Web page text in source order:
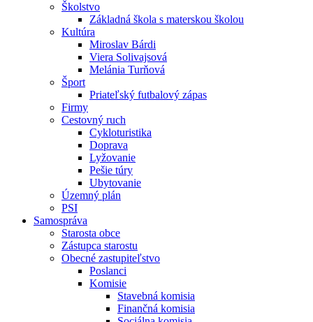
Školstvo
Základná škola s materskou školou
Kultúra
Miroslav Bárdi
Viera Solivajsová
Melánia Turňová
Šport
Priateľský futbalový zápas
Firmy
Cestovný ruch
Cykloturistika
Doprava
Lyžovanie
Pešie túry
Ubytovanie
Územný plán
PSI
Samospráva
Starosta obce
Zástupca starostu
Obecné zastupiteľstvo
Poslanci
Komisie
Stavebná komisia
Finančná komisia